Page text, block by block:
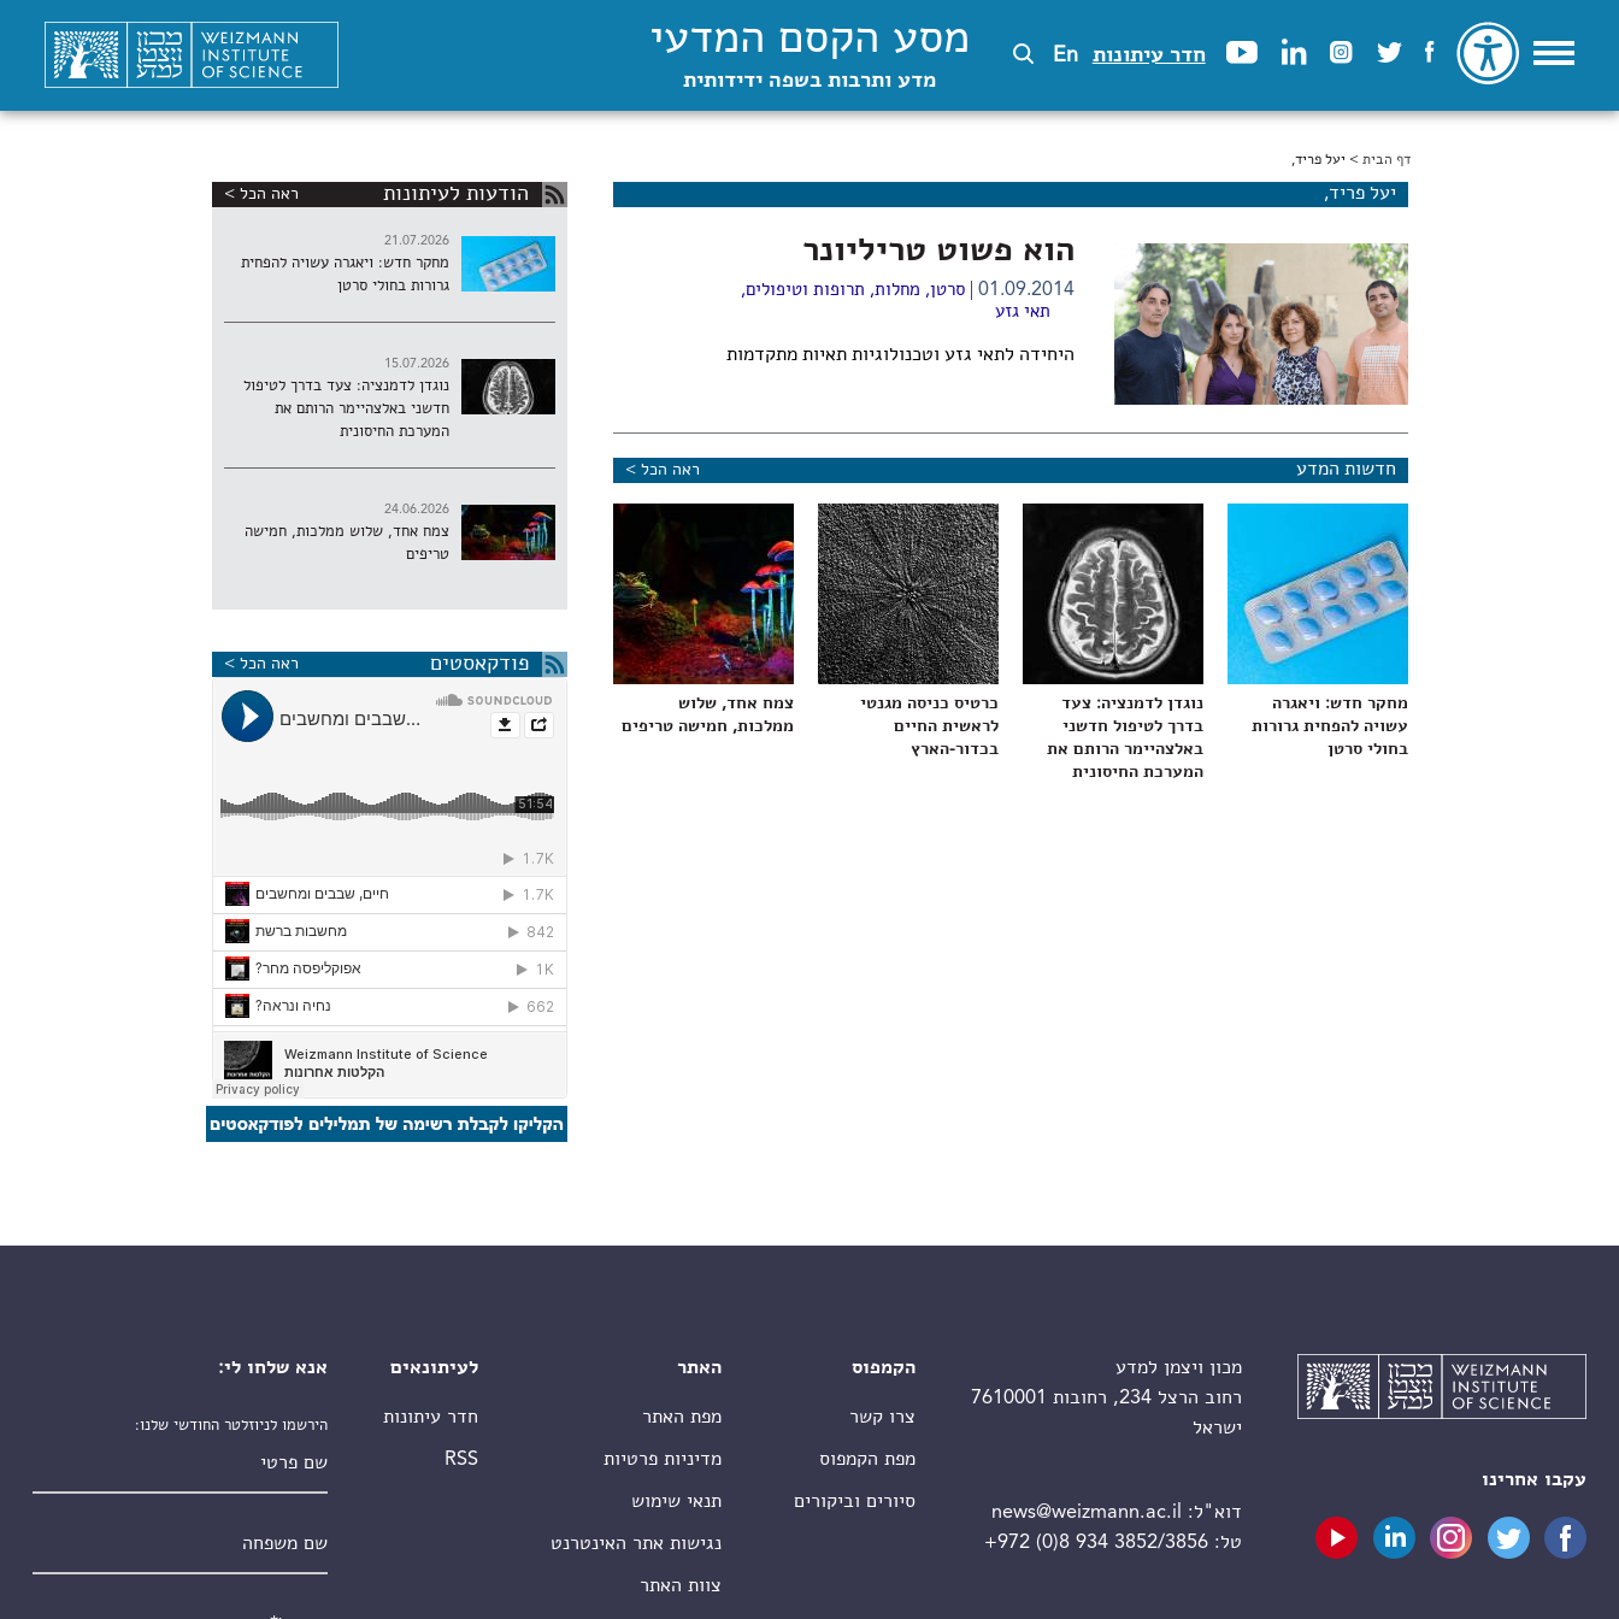
חדר עיתונות En מסע הקסם המדעי
מדע ותרבות בשפה ידידותית
הינך נמצא כאן
דף הבית > יעל פריד,
יעל פריד,
הוא פשוט טריליונר
01.09.2014 סרטן, מחלות, תרופות וטיפולים,
תאי גזע
היחידה לתאי גזע וטכנולוגיות תאיות מתקדמות
חדשות המדע ראה הכל >
מחקר חדש: ויאגרה
עשויה להפחית גרורות
בחולי סרטן
נוגדן לדמנציה: צעד
בדרך לטיפול חדשני
באלצהיימר הרותם את
המערכת החיסונית
כרטיס כניסה מגנטי
לראשית החיים
בכדור-הארץ
צמח אחד, שלוש
ממלכות, חמישה טריפים
הודעות לעיתונות ראה הכל >
21.07.2026
מחקר חדש: ויאגרה עשויה להפחית
גרורות בחולי סרטן
15.07.2026
נוגדן לדמנציה: צעד בדרך לטיפול
חדשני באלצהיימר הרותם את
המערכת החיסונית
24.06.2026
צמח אחד, שלוש ממלכות, חמישה
טריפים
פודקאסטים ראה הכל >
עקבו אחרינו
מכון ויצמן למדע
רחוב הרצל 234, רחובות 7610001
ישראל
דוא"ל:
news@weizmann.ac.il
טל:+972 (0)8 934 3852/3856
הקמפוס
צרו קשר
מפת הקמפוס
סיורים וביקורים
האתר
מפת האתר
מדיניות פרטיות
תנאי שימוש
נגישות אתר האינטרנט
צוות האתר
לעיתונאים
חדר עיתונות
RSS
אנא שלחו לי:
הירשמו לניוזלטר החודשי שלנו: